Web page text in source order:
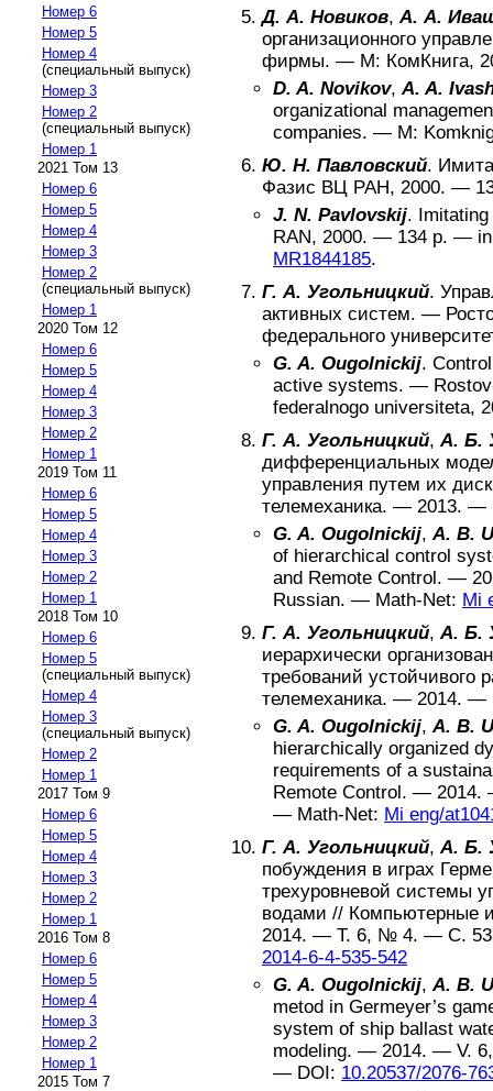
Номер 6
Номер 5
Номер 4
(специальный выпуск)
Номер 3
Номер 2
(специальный выпуск)
Номер 1
2021 Том 13
Номер 6
Номер 5
Номер 4
Номер 3
Номер 2
(специальный выпуск)
Номер 1
2020 Том 12
Номер 6
Номер 5
Номер 4
Номер 3
Номер 2
Номер 1
2019 Том 11
Номер 6
Номер 5
Номер 4
Номер 3
Номер 2
Номер 1
2018 Том 10
Номер 6
Номер 5
(специальный выпуск)
Номер 4
Номер 3
(специальный выпуск)
Номер 2
Номер 1
2017 Том 9
Номер 6
Номер 5
Номер 4
Номер 3
Номер 2
Номер 1
2016 Том 8
Номер 6
Номер 5
Номер 4
Номер 3
Номер 2
Номер 1
2015 Том 7
Д. А. Новиков,А. А.
организационного
фирмы. — М: КомКнига,
D. A. Novikov,A. A.
organizational
companies. — M:
Ю. Н. Павловский.
Фазис ВЦ РАН, 2000. —
J. N. Pavlovskij.
RAN, 2000. — 134 p. —
MR1844185.
Г. А. Угольницкий.
активных систем. —
федерального
G. A. Ougolnickij.
active systems. —
federalnogo universiteta,
Г. А. Угольницкий,А. Б.
дифференциальных
управления путем их
телемеханика. — 2013.
G. A. Ougolnickij,A. B.
of hierarchical control
and Remote Control . —
Russian. — Math-Net: Mi
Г. А. Угольницкий,А. Б.
иерархически
требований устойчивого
телемеханика. — 2014.
G. A. Ougolnickij,A. B.
hierarchically organized
requirements of a
Remote Control . — 2014.
— Math-Net: Mi eng/
Г. А. Угольницкий,А. Б.
побуждения в играх
трехуровневой системы
водами // Компьютерные
2014. — Т. 6, № 4. — С.
2014-6-4-535-542
G. A. Ougolnickij,A. B.
metod in Germeyer’s
system of ship ballast
modeling. — 2014. — V. 6
— DOI: 10.20537/2076-